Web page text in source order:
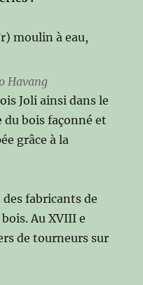
Havang
Joli ainsi dans le
du bois façonné et
grâce à la
fabricants de
Au XVIII e
de tourneurs sur